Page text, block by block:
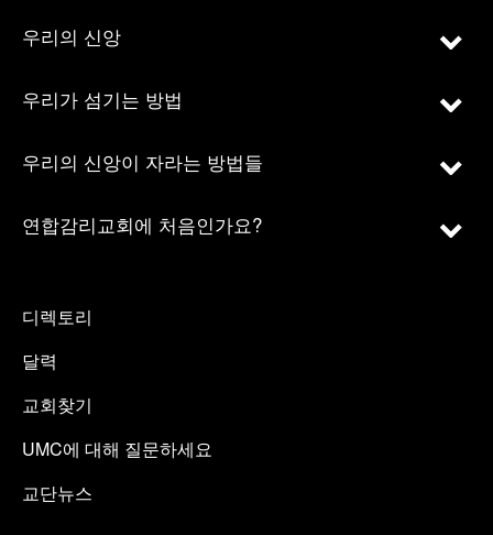
우리의 신앙
우리가 섬기는 방법
우리의 신앙이 자라는 방법들
연합감리교회에 처음인가요?
디렉토리
달력
교회찾기
UMC에 대해 질문하세요
교단뉴스